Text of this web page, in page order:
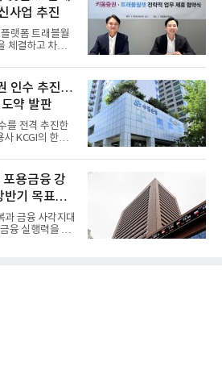
사업 추진
랫폼 트래블월
체결하고 차세
인수 추진…
약 발판
를 전격 추진한
사 KCGI의 한양
용금융 강
기 목표
과 금융 사각지대
융 실행력을 대